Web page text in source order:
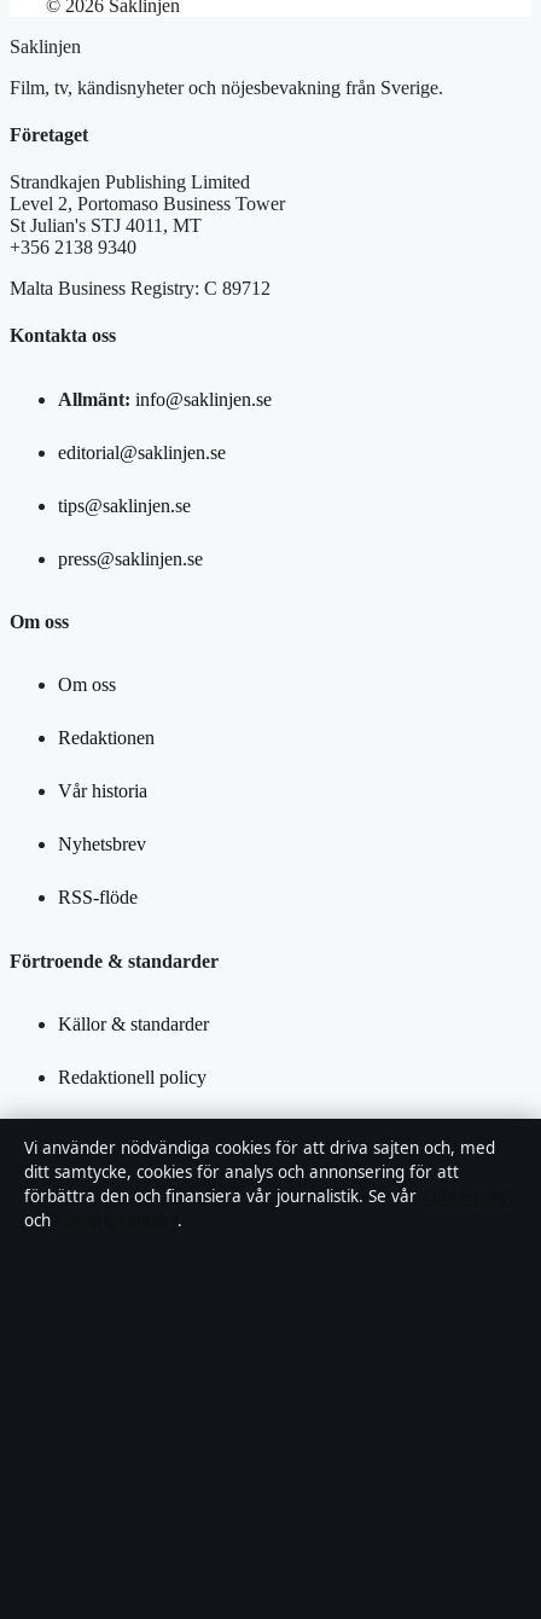
© 2026 Saklinjen
Saklinjen
Film, tv, kändisnyheter och nöjesbevakning från Sverige.
Företaget
Strandkajen Publishing Limited
Level 2, Portomaso Business Tower
St Julian's STJ 4011, MT
+356 2138 9340
Malta Business Registry: C 89712
Kontakta oss
Allmänt: info@saklinjen.se
editorial@saklinjen.se
tips@saklinjen.se
press@saklinjen.se
Om oss
Om oss
Redaktionen
Vår historia
Nyhetsbrev
RSS-flöde
Förtroende & standarder
Källor & standarder
Redaktionell policy
Tillgänglighetsredogörelse
Vi använder nödvändiga cookies för att driva sajten och, med
ditt samtycke, cookies för analys och annonsering för att
förbättra den och finansiera vår journalistik. Se vår
och
.